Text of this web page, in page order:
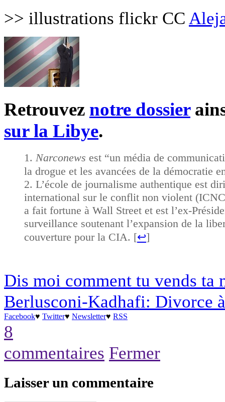
>> illustrations flickr CC
Retrouvez notre dossier
sur la Libye.
Narconews est “un média de
la drogue et les avancées de la démocratie
L’école de journalisme authentique est
international sur le conflit non violent
a fait fortune à Wall Street et est l’ex-
surveillance soutenant l’expansion de la
couverture pour la CIA. [↩]
Dis moi comment tu vends ta
Berlusconi-Kadhafi: Divorce
Facebook♥ Twitter♥ Newsletter♥ RSS
8
commentaires Fermer
Laisser un commentaire